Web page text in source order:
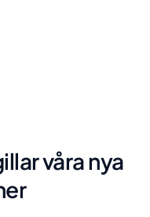
våra nya